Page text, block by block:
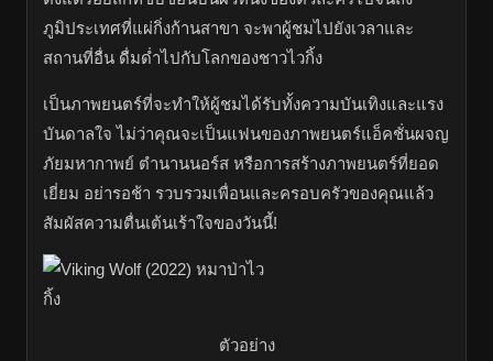
ภูมิประเทศที่แผ่กิ่งก้านสาขา จะพาผู้ชมไปยังเวลาและ
สถานที่อื่น ดื่มด่ำไปกับโลกของชาวไวกิ้ง
เป็นภาพยนตร์ที่จะทำให้ผู้ชมได้รับทั้งความบันเทิงและแรง
บันดาลใจ ไม่ว่าคุณจะเป็นแฟนของภาพยนตร์แอ็คชั่นผจญ
ภัยมหากาพย์ ตำนานนอร์ส หรือการสร้างภาพยนตร์ที่ยอด
เยี่ยม อย่ารอช้า รวบรวมเพื่อนและครอบครัวของคุณแล้ว
สัมผัสความตื่นเต้นเร้าใจของวันนี้!
ตัวอย่าง